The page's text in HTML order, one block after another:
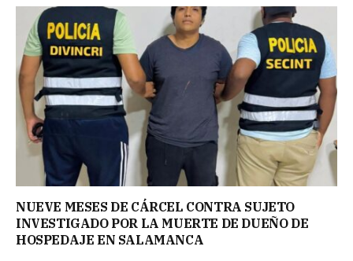
NUEVE MESES DE CÁRCEL CONTRA SUJETO
INVESTIGADO POR LA MUERTE DE DUEÑO DE
HOSPEDAJE EN SALAMANCA